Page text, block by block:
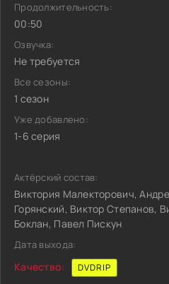
Продолжительность:
00:50
Озвучка:
Не требуется
Все сезоны:
1 сезон
Уже добавлено:
1-6 серия
Актёрский состав:
Виктория Малекторович,
Горянский, Виктор Степанов,
Боклан, Павел Пискун
Дата выхода:
Качество: DVDRIP